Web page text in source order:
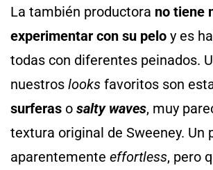
La también productora no tiene
experimentar con su pelo y es
todas con diferentes peinados.
nuestros looks favoritos son
surferas o salty waves, muy
textura original de Sweeney. Un
aparentemente effortless, pero